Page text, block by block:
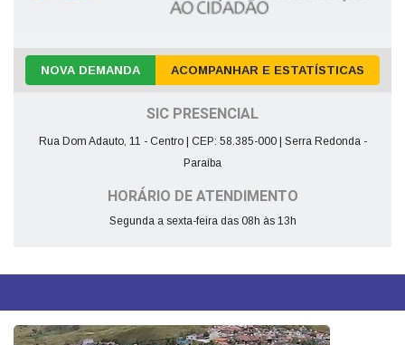
NOVA DEMANDA ACOMPANHAR E ESTATÍSTICAS
SIC PRESENCIAL
Rua Dom Adauto, 11 - Centro | CEP: 58.385-000 | Serra Redonda -
Paraíba
HORÁRIO DE ATENDIMENTO
Segunda a sexta-feira das 08h às 13h